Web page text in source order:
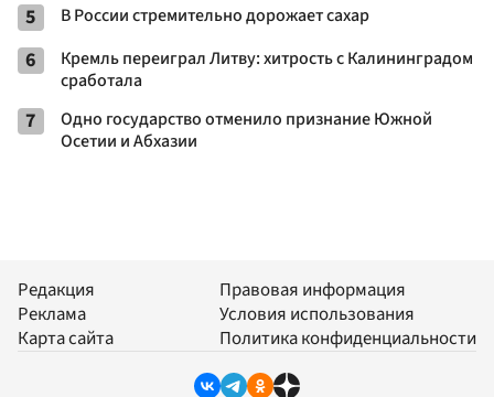
5 В России стремительно дорожает сахар
6
Кремль переиграл Литву: хитрость с Калининградом
сработала
7
Одно государство отменило признание Южной
Осетии и Абхазии
Редакция
Реклама
Карта сайта
Правовая информация
Условия использования
Политика конфиденциальности